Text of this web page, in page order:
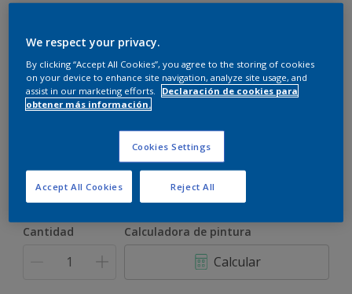
Yacimiento de Oro - 20YY 46/425
900 ML 3,6 L
Cantidad Calculadora de pintura
Calcular
We respect your privacy.
By clicking “Accept All Cookies”, you agree to the storing of cookies
on your device to enhance site navigation, analyze site usage, and
assist in our marketing efforts.
Declaración de cookies para
obtener más información.
Cookies Settings
Reject All
Accept All Cookies